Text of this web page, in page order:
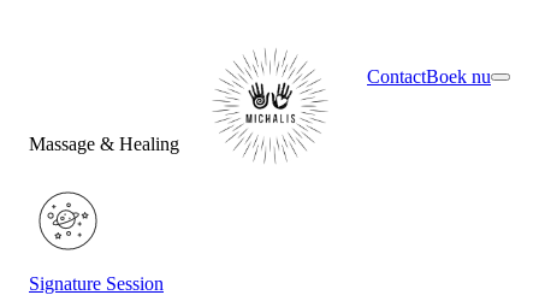
ContactBoek nu
Massage & Healing
Signature Session